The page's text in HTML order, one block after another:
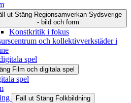
ut Stäng Regionsamverkan Sydsverige
- bild och form
Konstkritik i fokus
och kollektivverkstäder i
spel
Film och digitala spel
spel
Fäll ut Stäng Folkbildning